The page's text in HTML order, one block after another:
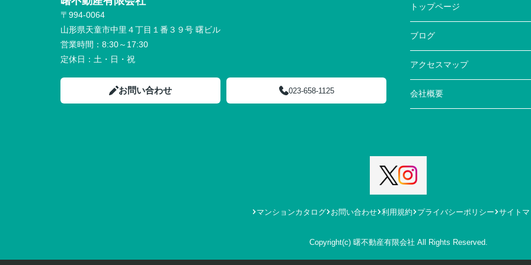
〒994-0064
山形県天童市中里４丁目１番３９号 曙ビル
営業時間： 8:30～17:30
定休日： 土・日・祝
お問い合わせ 023-658-1125
トップページ
ブログ
アクセスマップ
会社概要
マンションカタログ お問い合わせ 利用規約 プライバシーポリシー サイト
Copyright(c) 曙不動産有限会社 All Rights Reserved.